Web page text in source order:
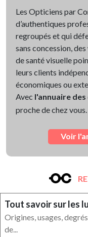
Les Opticiens par
d’authentiques
regroupés et qui
sans concession,
de santé visuelle
leurs clients
économiques ou
Avec l'annuaire
proche de chez vous.
Voir
Tout savoir sur les
Origines, usages,
de...